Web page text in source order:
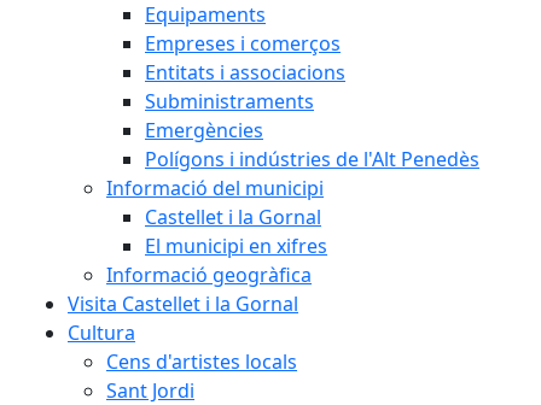
Equipaments
Empreses i comerços
Entitats i associacions
Subministraments
Emergències
Polígons i indústries de l'Alt Penedès
Informació del municipi
Castellet i la Gornal
El municipi en xifres
Informació geogràfica
Visita Castellet i la Gornal
Cultura
Cens d'artistes locals
Sant Jordi